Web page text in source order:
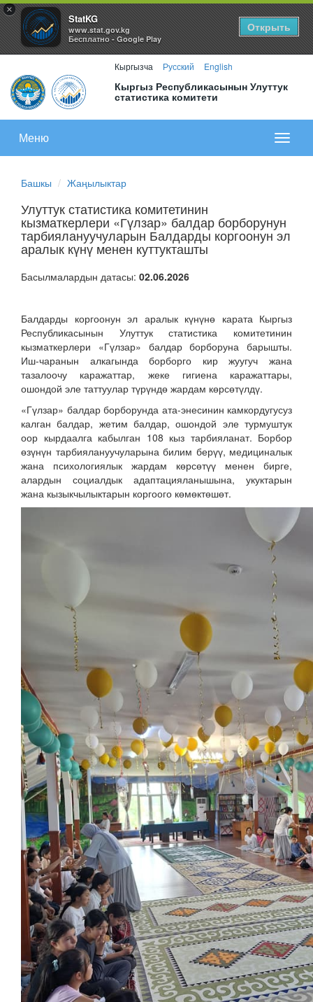
×
StatKG
www.stat.gov.kg
Бесплатно - Google Play
Открыть
Кыргызча Русский English
Кыргыз Республикасынын Улуттук
статистика комитети
меню
Меню
Башкы Жаңылыктар
Улуттук статистика комитетинин
кызматкерлери «Гүлзар» балдар борборунун
тарбиялануучуларын Балдарды коргоонун эл
аралык күнү менен куттукташты
Басылмалардын датасы: 02.06.2026
Балдарды коргоонун эл аралык күнүнө карата Кыргыз
Республикасынын Улуттук статистика комитетинин
кызматкерлери «Гүлзар» балдар борборуна барышты.
Иш-чаранын алкагында борборго кир жуугуч жана
тазалоочу каражаттар, жеке гигиена каражаттары,
ошондой эле таттуулар түрүндө жардам көрсөтүлдү.
«Гүлзар» балдар борборунда ата-энесинин камкордугусуз
калган балдар, жетим балдар, ошондой эле турмуштук
оор кырдаалга кабылган 108 кыз тарбияланат. Борбор
өзүнүн тарбиялануучуларына билим берүү, медициналык
жана психологиялык жардам көрсөтүү менен бирге,
алардын социалдык адаптацияланышына, укуктарын
жана кызыкчылыктарын коргоого көмөктөшөт.